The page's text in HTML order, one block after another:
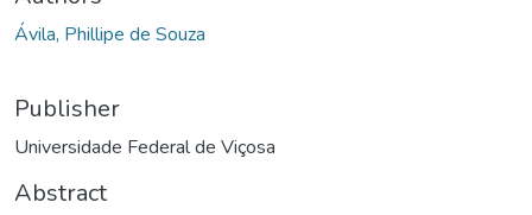
Ávila, Phillipe de Souza
Publisher
Universidade Federal de Viçosa
Abstract